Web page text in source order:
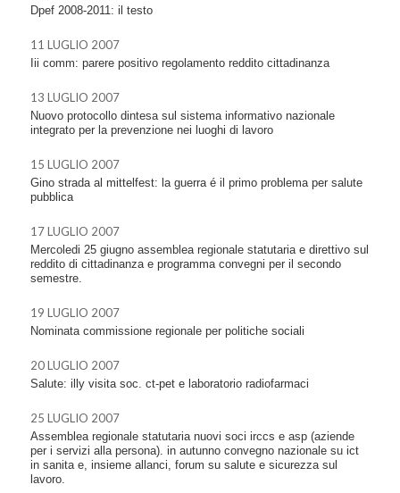
Dpef 2008-2011: il testo
11 LUGLIO 2007
Iii comm: parere positivo regolamento reddito cittadinanza
13 LUGLIO 2007
Nuovo protocollo dintesa sul sistema informativo nazionale
integrato per la prevenzione nei luoghi di lavoro
15 LUGLIO 2007
Gino strada al mittelfest: la guerra é il primo problema per salute
pubblica
17 LUGLIO 2007
Mercoledi 25 giugno assemblea regionale statutaria e direttivo sul
reddito di cittadinanza e programma convegni per il secondo
semestre.
19 LUGLIO 2007
Nominata commissione regionale per politiche sociali
20 LUGLIO 2007
Salute: illy visita soc. ct-pet e laboratorio radiofarmaci
25 LUGLIO 2007
Assemblea regionale statutaria nuovi soci irccs e asp (aziende
per i servizi alla persona). in autunno convegno nazionale su ict
in sanita e, insieme allanci, forum su salute e sicurezza sul
lavoro.